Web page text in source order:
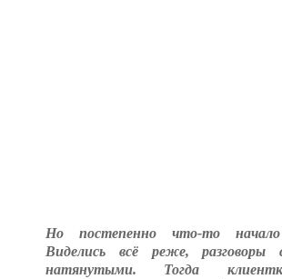
Но постепенно что-то
Виделись всё реже, разговоры
натянутыми. Тогда